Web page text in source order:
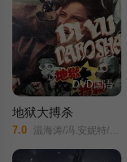
DVD国语
地狱大搏杀
7.0 温海涛/冯.安妮特/东方闻樱/